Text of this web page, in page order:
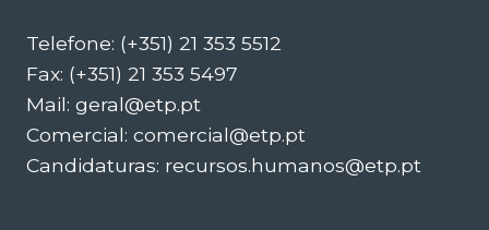
Telefone: (+351) 21 353 5512
Fax: (+351) 21 353 5497
Mail: geral@etp.pt
Comercial: comercial@etp.pt
Candidaturas: recursos.humanos@etp.pt